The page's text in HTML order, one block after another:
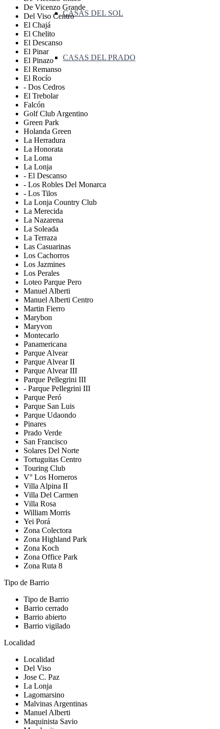
CASAS DEL SOL
CASAS DEL PRADO
De Vicenzo Grande
Del Viso Centro
El Chajá
El Chelito
El Descanso
El Pinar
El Pinazo
El Remanso
El Rocío
- Dos Cedros
El Trebolar
Falcón
Golf Club Argentino
Green Park
Holanda Green
La Herradura
La Honorata
La Loma
La Lonja
- El Descanso
- Los Robles Del Monarca
- Los Tilos
La Lonja Country Club
La Merecida
La Nazarena
La Soleada
La Terraza
Las Casuarinas
Los Cachorros
Los Jazmines
Los Perales
Loteo Parque Pero
Manuel Alberti
Manuel Alberti Centro
Martin Fierro
Marybon
Maryvon
Montecarlo
Panamericana
Parque Alvear
Parque Alvear II
Parque Alvear III
Parque Pellegrini III
- Parque Pellegrini III
Parque Peró
Parque San Luis
Parque Udaondo
Pinares
Prado Verde
San Francisco
Solares Del Norte
Tortuguitas Centro
Touring Club
V° Los Horneros
Villa Alpina II
Villa Del Carmen
Villa Rosa
William Morris
Yei Porá
Zona Colectora
Zona Highland Park
Zona Koch
Zona Office Park
Zona Ruta 8
Tipo de Barrio
Tipo de Barrio
Barrio cerrado
Barrio abierto
Barrio vigilado
Localidad
Localidad
Del Viso
Jose C. Paz
La Lonja
Lagomarsino
Malvinas Argentinas
Manuel Alberti
Maquinista Savio